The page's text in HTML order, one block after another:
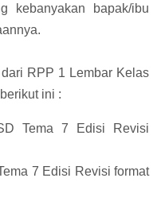
kebanyakan bapak/ibu
RPP 1 Lembar Kelas
ini :
Tema 7 Edisi Revisi
7 Edisi Revisi format